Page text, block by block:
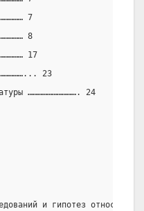
7
8
17
23
…………………………. 24
и гипотез